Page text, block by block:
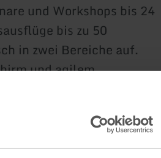
und Workshops bis 24
bis zu 50
in zwei Bereiche auf.
und agilem
Beschallung integriert.